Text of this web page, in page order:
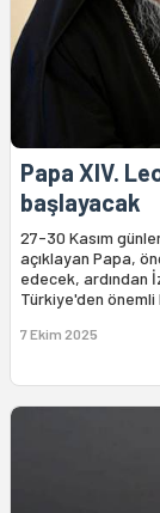
Papa XIV.
başlayacak
27-30 Kasım
açıklayan Papa,
edecek, ardından
Türkiye'den önemli
7 Ekim 2025